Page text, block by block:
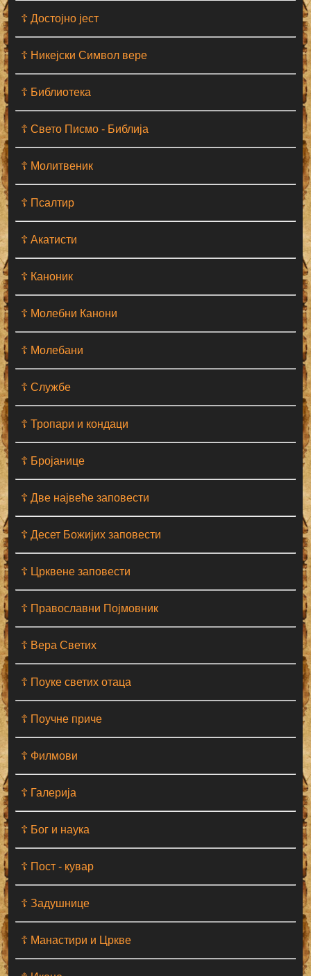
☦ Достојно јест
☦ Никејски Символ вере
☦ Библиотека
☦ Свето Писмо - Библија
☦ Молитвеник
☦ Псалтир
☦ Акатисти
☦ Каноник
☦ Молебни Канони
☦ Молебани
☦ Службе
☦ Тропари и кондаци
☦ Бројанице
☦ Две највеће заповести
☦ Десет Божијих заповести
☦ Црквене заповести
☦ Православни Појмовник
☦ Вера Светих
☦ Поуке светих отаца
☦ Поучне приче
☦ Филмови
☦ Галерија
☦ Бог и наука
☦ Пост - кувар
☦ Задушнице
☦ Манастири и Цркве